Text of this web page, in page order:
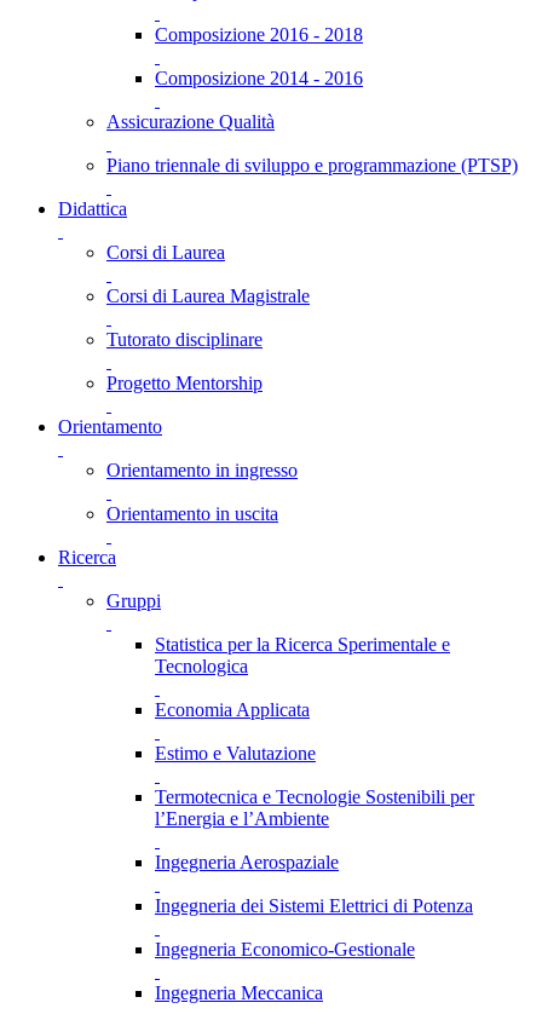
Composizione 2016 - 2018
Composizione 2014 - 2016
Assicurazione Qualità
Piano triennale di sviluppo e programmazione (PTSP)
Didattica
Corsi di Laurea
Corsi di Laurea Magistrale
Tutorato disciplinare
Progetto Mentorship
Orientamento
Orientamento in ingresso
Orientamento in uscita
Ricerca
Gruppi
Statistica per la Ricerca Sperimentale e
Tecnologica
Economia Applicata
Estimo e Valutazione
Termotecnica e Tecnologie Sostenibili per
l’Energia e l’Ambiente
Ingegneria Aerospaziale
Ingegneria dei Sistemi Elettrici di Potenza
Ingegneria Economico-Gestionale
Ingegneria Meccanica